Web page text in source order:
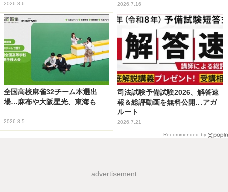
2026.8.6 2026.7.16
全国高校麻雀32チーム本選出
場…麻布や大阪星光、東海も
2026.8.5
司法試験予備試験2026、解答速
報＆総評動画を無料公開…アガ
ルート
2026.7.21
Recommended by
advertisement